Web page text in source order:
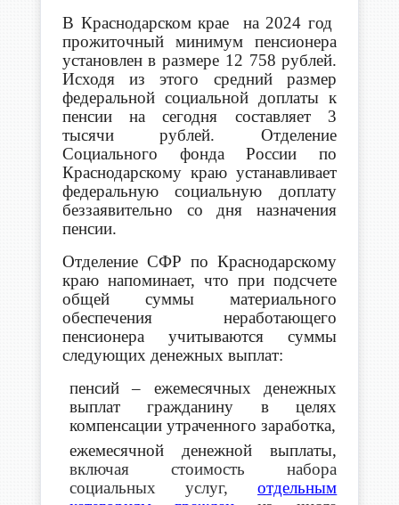
В Краснодарском крае на 2024 год
прожиточный минимум пенсионера
установлен в размере 12 758 рублей.
Исходя из этого средний размер
федеральной социальной доплаты к
пенсии на сегодня составляет 3
тысячи рублей. Отделение
Социального фонда России по
Краснодарскому краю устанавливает
федеральную социальную доплату
беззаявительно со дня назначения
пенсии.
Отделение СФР по Краснодарскому
краю напоминает, что при подсчете
общей суммы материального
обеспечения неработающего
пенсионера учитываются суммы
следующих денежных выплат:
пенсий – ежемесячных денежных
выплат гражданину в целях
компенсации утраченного заработка,
ежемесячной денежной выплаты,
включая стоимость набора
социальных услуг,отдельным